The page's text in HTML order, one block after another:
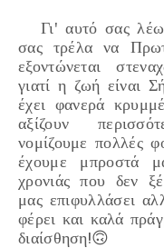
Γι' αυτό σας
σας τρέλα να
εξοντώνεται
γιατί η ζωή είναι
έχει φανερά
αξίζουν
νομίζουμε πολλές
έχουμε μπροστά
χρονιάς που δεν
μας επιφυλλάσει
φέρει και καλά
διαίσθηση!🙃